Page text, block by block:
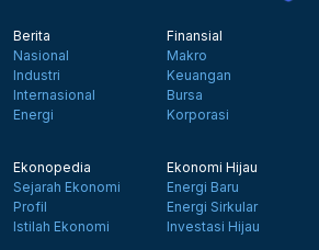
Berita
Nasional
Industri
Internasional
Energi
Finansial
Makro
Keuangan
Bursa
Korporasi
Ekonopedia
Sejarah Ekonomi
Profil
Istilah Ekonomi
Ekonomi Hijau
Energi Baru
Energi Sirkular
Investasi Hijau